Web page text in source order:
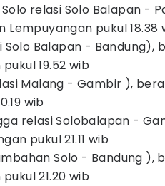
relasi Solo Balapan -
Lempuyangan pukul 18.38
Solo Balapan - Bandung),
19.52 wib
Malang - Gambir ),
wib
relasi Solobalapan -
pukul 21.11 wib
Solo - Bandung ),
21.20 wib